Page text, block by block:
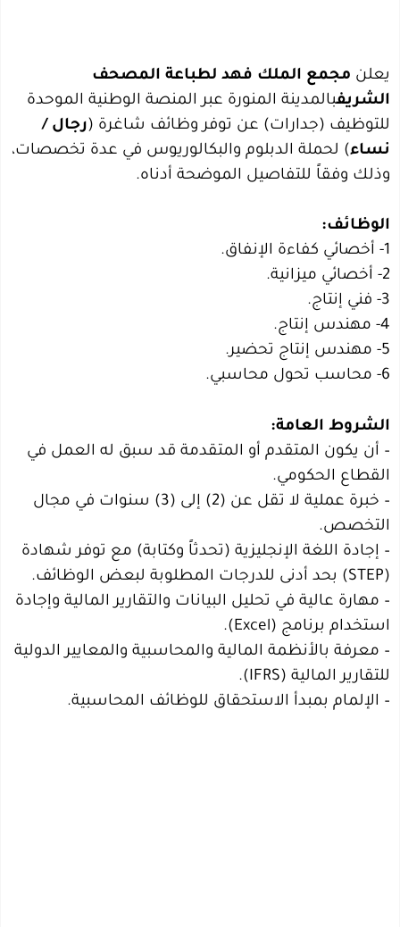
يعلن مجمع الملك فهد لطباعة المصحف
الشريفبالمدينة المنورة عبر المنصة الوطنية الموحدة
للتوظيف (جدارات) عن توفر وظائف شاغرة (رجال /
نساء) لحملة الدبلوم والبكالوريوس في عدة تخصصات،
وذلك وفقاً للتفاصيل الموضحة أدناه.
الوظائف:
1- أخصائي كفاءة الإنفاق.
2- أخصائي ميزانية.
3- فني إنتاج.
4- مهندس إنتاج.
5- مهندس إنتاج تحضير.
6- محاسب تحول محاسبي.
الشروط العامة:
– أن يكون المتقدم أو المتقدمة قد سبق له العمل في
القطاع الحكومي.
– خبرة عملية لا تقل عن (2) إلى (3) سنوات في مجال
التخصص.
– إجادة اللغة الإنجليزية (تحدثاً وكتابة) مع توفر شهادة
(STEP) بحد أدنى للدرجات المطلوبة لبعض الوظائف.
– مهارة عالية في تحليل البيانات والتقارير المالية وإجادة
استخدام برنامج (Excel).
– معرفة بالأنظمة المالية والمحاسبية والمعايير الدولية
للتقارير المالية (IFRS).
– الإلمام بمبدأ الاستحقاق للوظائف المحاسبية.